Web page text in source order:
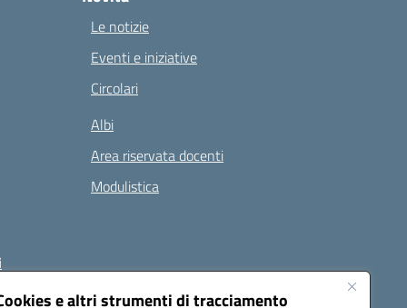
e altri strumenti di tracciamento
Le notizie
Eventi e iniziative
Circolari
Albi
Area riservata docenti
Modulistica